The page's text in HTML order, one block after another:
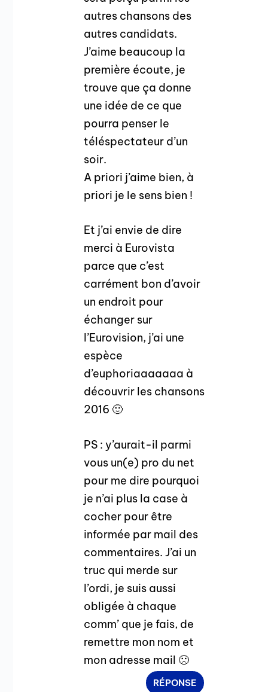
autres chansons des
autres candidats.
J’aime beaucoup la
première écoute, je
trouve que ça donne
une idée de ce que
pourra penser le
téléspectateur d’un
soir.
A priori j’aime bien, à
priori je le sens bien !
Et j’ai envie de dire
merci à Eurovista
parce que c’est
carrément bon d’avoir
un endroit pour
échanger sur
l’Eurovision, j’ai une
espèce
d’euphoriaaaaaaa à
découvrir les chansons
2016 🙂
PS : y’aurait-il parmi
vous un(e) pro du net
pour me dire pourquoi
je n’ai plus la case à
cocher pour être
informée par mail des
commentaires. J’ai un
truc qui merde sur
l’ordi, je suis aussi
obligée à chaque
comm’ que je fais, de
remettre mon nom et
mon adresse mail 🙁
RÉPONSE